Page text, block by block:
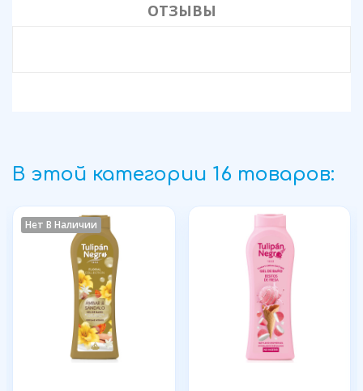
ОТЗЫВЫ
В этой категории 16 товаров:
Нет В Наличии